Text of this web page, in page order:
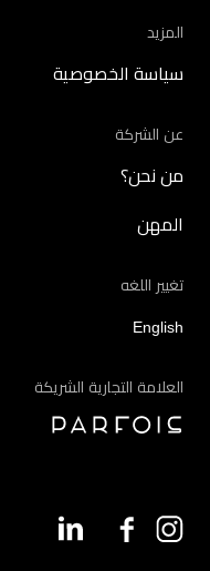
المزيد
سياسة الخصوصية
عن الشركة
من نحن؟
المهن
تغيير اللغه
English
العلامة التجارية الشريكة